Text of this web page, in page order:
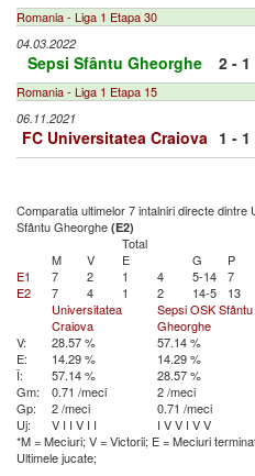
Romania - Liga 1 Etapa 30
04.03.2022
Sepsi Sfântu Gheorghe 2 - 1
Romania - Liga 1 Etapa 15
06.11.2021
FC Universitatea Craiova 1 - 1
Comparatia ultimelor 7 intalniri directe dintre
Sfântu Gheorghe (E2)
Total
M
V E G P
E1
7 2 1 4 5-14 7
E2
7 4 1 2 14-5 13
Universitatea
Craiova
Sepsi OSK Sfântu
Gheorghe
V:
28.57 % 57.14 %
E:
14.29 % 14.29 %
Î:
57.14 % 28.57 %
Gm:
0.71 /meci 2 /meci
Gp:
2 /meci 0.71 /meci
Uj:
V I I V I I I VV I VV
*M = Meciuri; V = Victorii; E = Meciuri
Ultimele jucate;